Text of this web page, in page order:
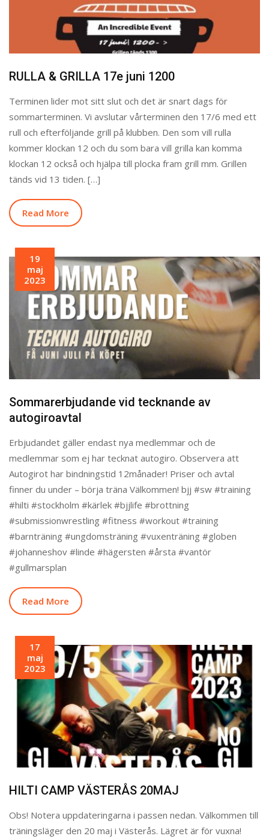
RULLA & GRILLA 17e juni 1200
Terminen lider mot sitt slut och det är snart dags för
sommarterminen. Vi avslutar vårterminen den 17/6 med ett
rull och efterföljande grill på klubben. Den som vill rulla
kommer klockan 12 och du som bara vill grilla kan komma
klockan 12 också och hjälpa till plocka fram grill mm. Grillen
tänds vid 13 tiden. […]
Read More
19
maj
2023
Sommarerbjudande vid tecknande av
autogiroavtal
Erbjudandet gäller endast nya medlemmar och de
medlemmar som ej har tecknat autogiro. Observera att
Autogirot har bindningstid 12månader! Priser och avtal
finner du under – börja träna Välkommen! bjj #sw #training
#hilti #stockholm #kärlek #bjjlife #brottning
#submissionwrestling #fitness #workout #training
#barnträning #ungdomsträning #vuxenträning #globen
#johanneshov #linde #hägersten #årsta #vantör
#gullmarsplan
Read More
17
maj
2023
HILTI CAMP VÄSTERÅS 20MAJ
Obs! Notera uppdateringarna i passen nedan. Välkommen till
träningsläger den 20 maj i Västerås. Lägret är för vuxna!